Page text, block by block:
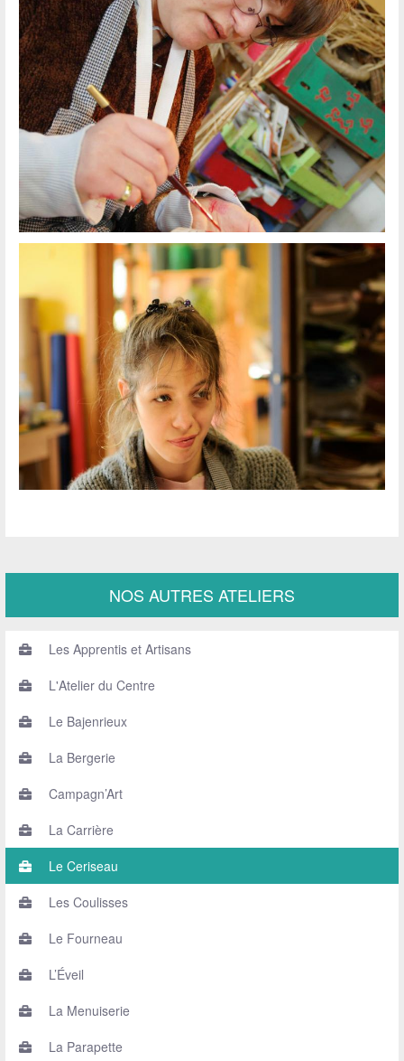
NOS AUTRES ATELIERS
Les Apprentis et Artisans
L'Atelier du Centre
Le Bajenrieux
La Bergerie
Campagn’Art
La Carrière
Le Ceriseau
Les Coulisses
Le Fourneau
L’Éveil
La Menuiserie
La Parapette